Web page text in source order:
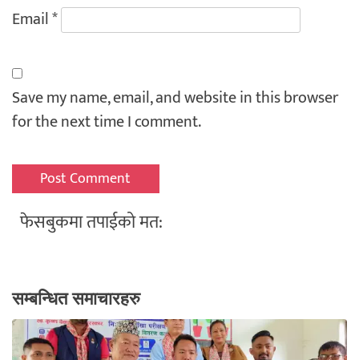
Email*
Save my name, email, and website in this browser
for the next time I comment.
फेसबुकमा तपाईको मत:
सम्बन्धित समाचारहरु